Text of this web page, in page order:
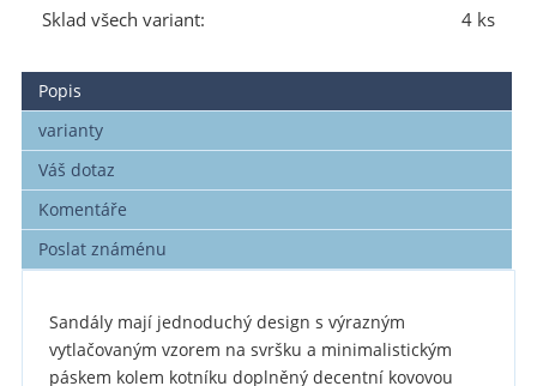
Sklad všech variant:
4 ks
Popis
varianty
Váš dotaz
Komentáře
Poslat známénu
Sandály mají jednoduchý design s výrazným
vytlačovaným vzorem na svršku a minimalistickým
páskem kolem kotníku doplněný decentní kovovou